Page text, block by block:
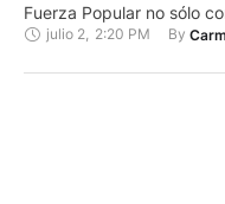
Fuerza Popular no sólo
la impunidad de sus
julio 2, 2:20 PM By